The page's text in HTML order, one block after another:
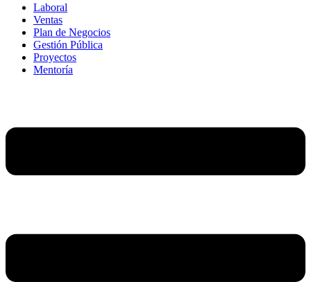
Laboral
Ventas
Plan de Negocios
Gestión Pública
Proyectos
Mentoría